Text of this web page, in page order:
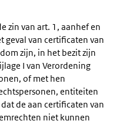
zin van art. 1, aanhef en
geval van certificaten van
zijn, in het bezit zijn
I van Verordening
of met hen
entiteiten
de aan certificaten van
niet kunnen